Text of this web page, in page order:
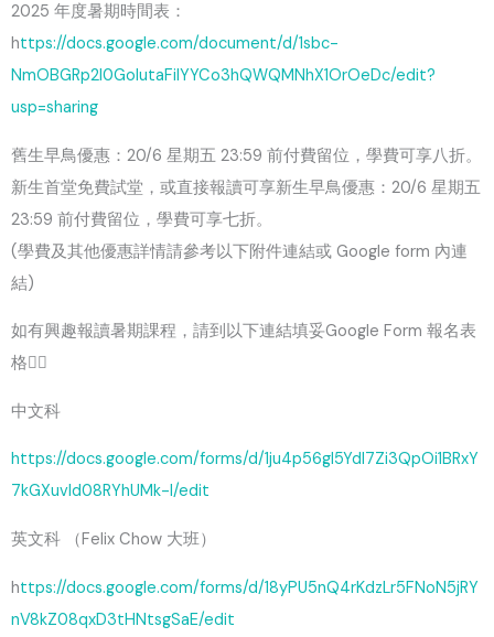
2025 年度暑期時間表：
https://docs.google.com/document/d/1sbc-
NmOBGRp2l0GolutaFiIYYCo3hQWQMNhX1OrOeDc/edit?
usp=sharing
舊生早鳥優惠：20/6 星期五 23:59 前付費留位，學費可享八折。
新生首堂免費試堂，或直接報讀可享新生早鳥優惠：20/6 星期五
23:59 前付費留位，學費可享七折。
(學費及其他優惠詳情請參考以下附件連結或 Google form 內連
結)
如有興趣報讀暑期課程，請到以下連結填妥Google Form 報名表
格👇🏻
中文科
https://docs.google.com/forms/d/1ju4p56gI5YdI7Zi3QpOi1BRxY
7kGXuvld08RYhUMk-I/edit
英文科 （Felix Chow 大班）
https://docs.google.com/forms/d/18yPU5nQ4rKdzLr5FNoN5jRY
nV8kZ08qxD3tHNtsgSaE/edit